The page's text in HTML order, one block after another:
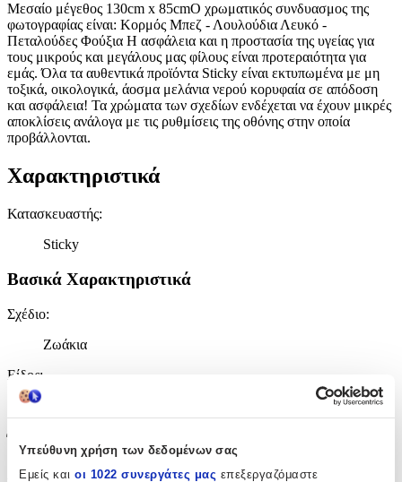
Υπεύθυνη χρήση των δεδομένων σας
Εμείς και οι 1022 συνεργάτες μας επεξεργαζόμαστε
Μεσαίο μέγεθος 130cm x 85cmΟ χρωματικός συνδυασμος της
φωτογραφίας είναι: Κορμός Μπεζ - Λουλούδια Λευκό -
Πεταλούδες Φούξια Η ασφάλεια και η προστασία της υγείας για
τους μικρούς και μεγάλους μας φίλους είναι προτεραιότητα για
εμάς. Όλα τα αυθεντικά προϊόντα Sticky είναι εκτυπωμένα με μη
τοξικά, οικολογικά, άοσμα μελάνια νερού κορυφαία σε απόδοση
και ασφάλεια! Τα χρώματα των σχεδίων ενδέχεται να έχουν μικρές
αποκλίσεις ανάλογα με τις ρυθμίσεις της οθόνης στην οποία
προβάλλονται.
Χαρακτηριστικά
Κατασκευαστής:
Sticky
Βασικά Χαρακτηριστικά
Σχέδιο:
Ζωάκια
Είδος:
Έξτρα Χαρακτηριστικά
Αφρώδες: